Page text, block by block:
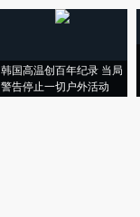
韩国高温创百年纪录 当局
警告停止一切户外活动